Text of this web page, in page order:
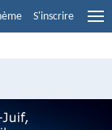
S'inscrire